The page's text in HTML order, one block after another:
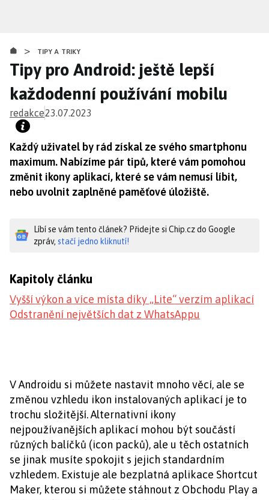
obsahu
> TIPY A TRIKY
Tipy pro Android: ještě lepší
každodenní používání mobilu
redakce23.07.2023
Každý uživatel by rád získal ze svého smartphonu
maximum. Nabízíme pár tipů, které vám pomohou
změnit ikony aplikací, které se vám nemusí líbit,
nebo uvolnit zaplněné paměťové úložiště.
Líbí se vám tento článek? Přidejte si Chip.cz do Google
zpráv, stačí jedno kliknutí!
Kapitoly článku
Vyšší výkon a více místa díky „Lite“ verzím aplikací
Odstranění největších dat z WhatsAppu
V Androidu si můžete nastavit mnoho věcí, ale se
změnou vzhledu ikon instalovaných aplikací je to
trochu složitější. Alternativní ikony
nejpoužívanějších aplikací mohou být součástí
různých balíčků (icon packů), ale u těch ostatních
se jinak musíte spokojit s jejich standardním
vzhledem. Existuje ale bezplatná aplikace Shortcut
Maker, kterou si můžete stáhnout z Obchodu Play a